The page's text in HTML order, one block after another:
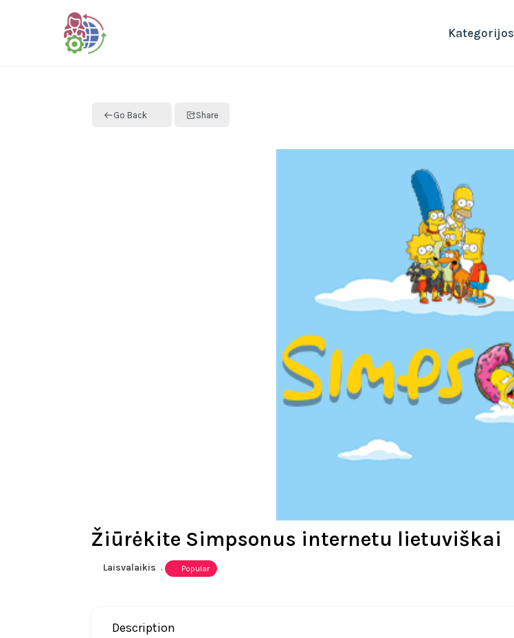
Kategorijos
Go Back Share
Žiūrėkite Simpsonus internetu lietuviškai
Laisvalaikis Popular
Description